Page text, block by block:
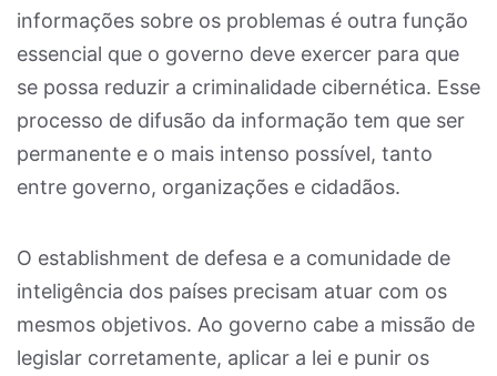
informações sobre os problemas é outra função
essencial que o governo deve exercer para que
se possa reduzir a criminalidade cibernética. Esse
processo de difusão da informação tem que ser
permanente e o mais intenso possível, tanto
entre governo, organizações e cidadãos.
O establishment de defesa e a comunidade de
inteligência dos países precisam atuar com os
mesmos objetivos. Ao governo cabe a missão de
legislar corretamente, aplicar a lei e punir os